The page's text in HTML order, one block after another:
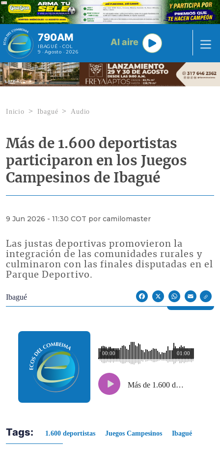
Pasar al contenido principal
790AM
IBAGUÉ - COL
9 · Agosto · 2026
Al aire
Inicio Ibagué Audio
Más de 1.600 deportistas
participaron en los Juegos
Campesinos de Ibagué
9 Jun 2026 - 11:30 COT por camilomaster
Las justas deportivas promovieron la
integración de las comunidades rurales y
culminaron con las finales disputadas en el
Parque Deportivo.
Econoticias y Eventos
Ibagué
FacebookX WhatsAppEmail
01:00
00:00
Más de 1.600 deportistas participaron en los Juegos Campesinos de Ibagué
Tags: 1.600 deportistas Juegos Campesinos Ibagué